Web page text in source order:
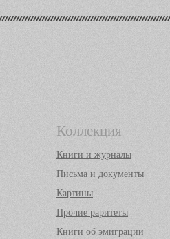
Коллекция
Книги и журналы
Письма и документы
Картины
Прочие раритеты
Книги об эмиграции